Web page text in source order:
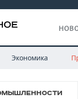
Экономика